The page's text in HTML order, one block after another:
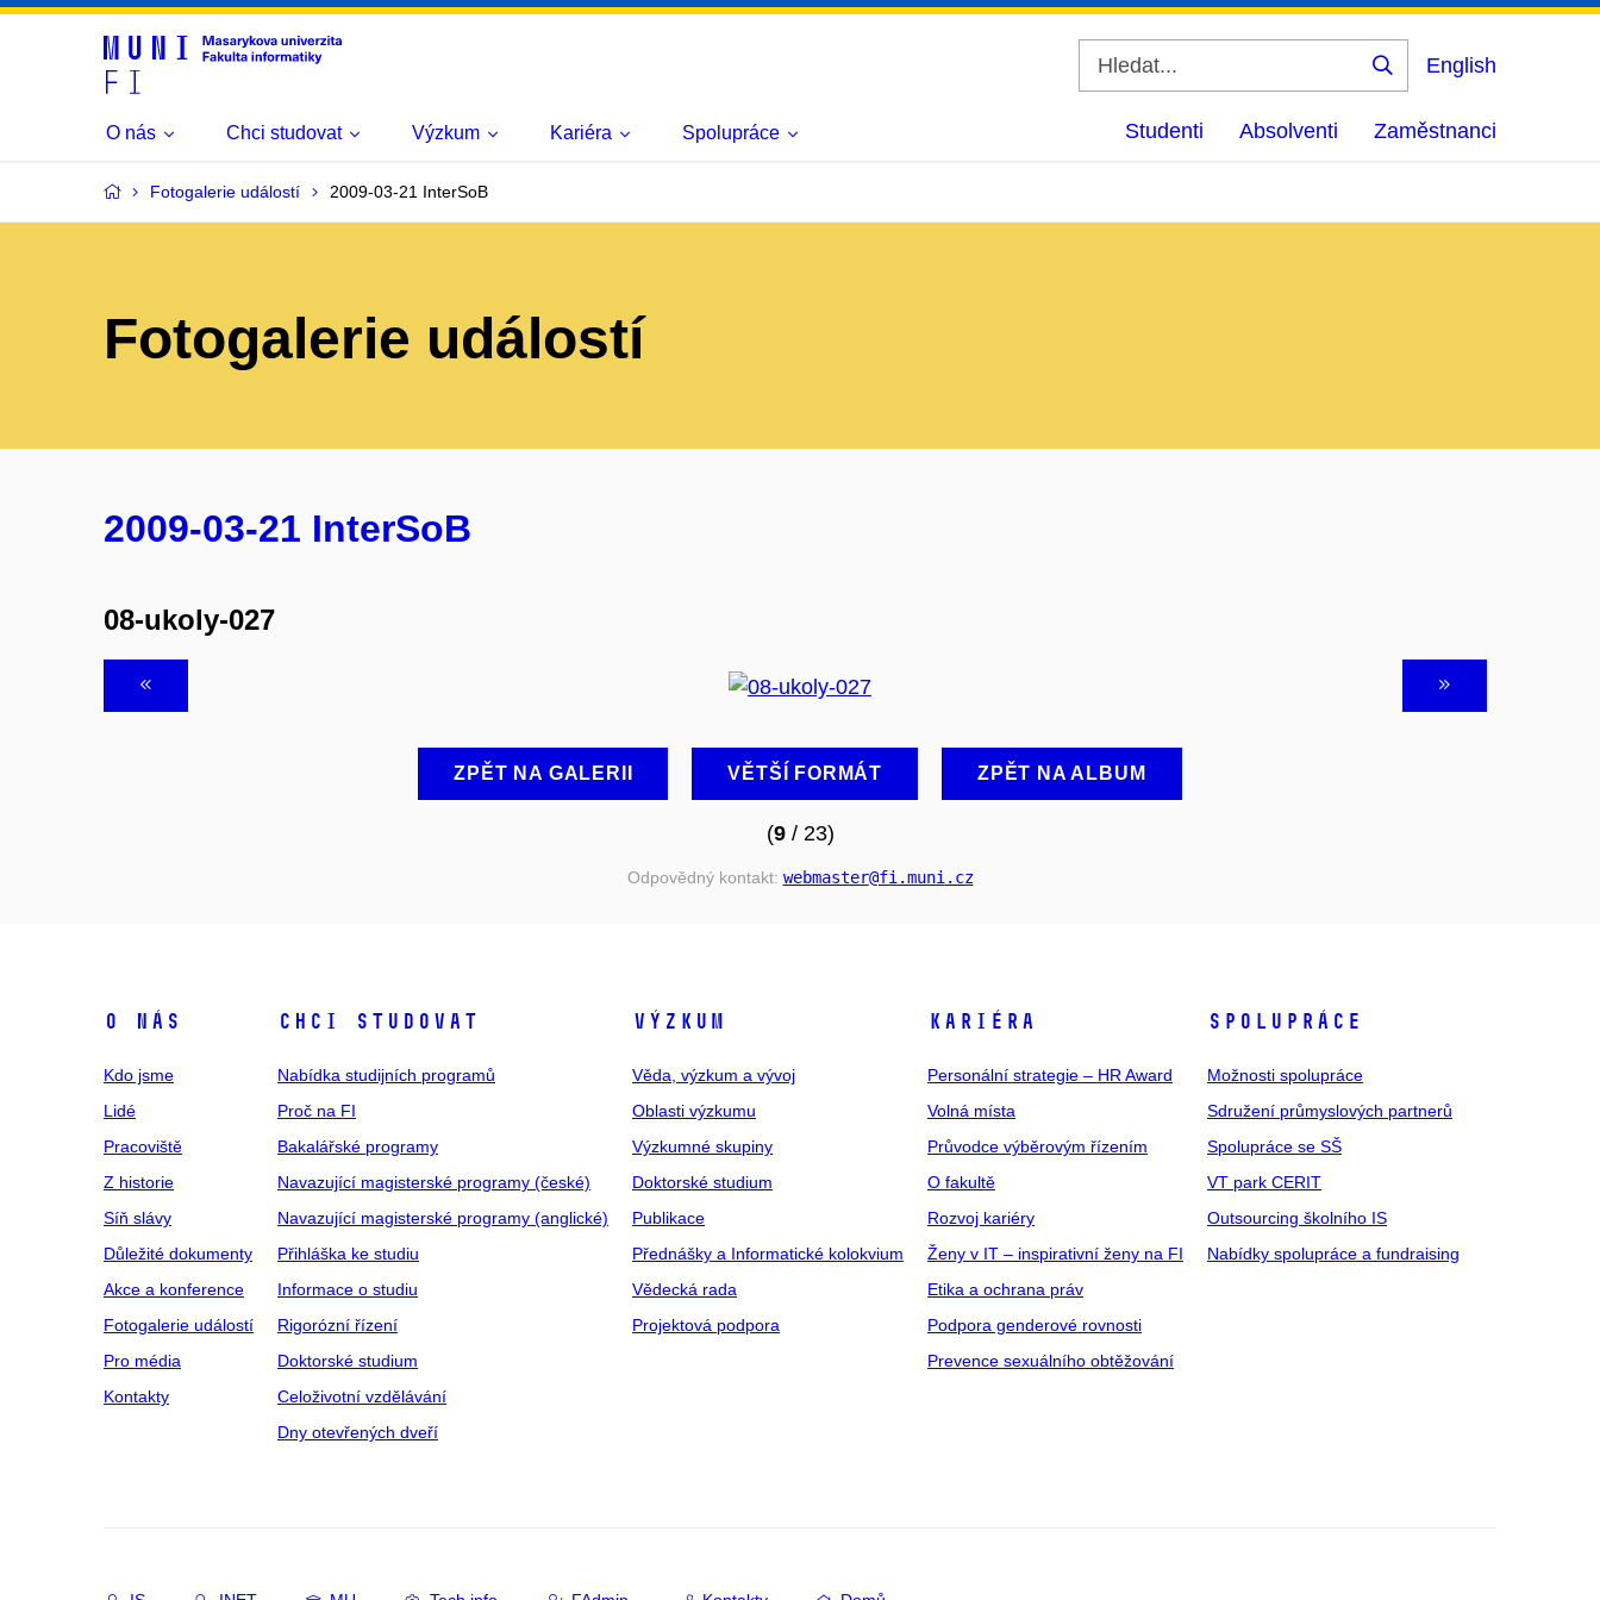
Vyhledat
English
O nás Chci studovat Výzkum Kariéra Spolupráce Studenti Absolventi Zaměstnanci
Fotogalerie událostí 2009-03-21 InterSoB
Fotogalerie událostí
2009-03-21 InterSoB
08-ukoly-027
ZPĚT NA GALERII VĚTŠÍ FORMÁT ZPĚT NA ALBUM
(9/ 23)
Odpovědný kontakt: webmaster@fi .muni .cz
O NÁS
Kdo jsme
Lidé
Pracoviště
Z historie
Síň slávy
Důležité dokumenty
Akce a konference
Fotogalerie událostí
Pro média
Kontakty
CHCI STUDOVAT
Nabídka studijních programů
Proč na FI
Bakalářské programy
Navazující magisterské programy (české)
Navazující magisterské programy (anglické)
Přihláška ke studiu
Informace o studiu
Rigorózní řízení
Doktorské studium
Celoživotní vzdělávání
Dny otevřených dveří
VÝZKUM
Věda, výzkum a vývoj
Oblasti výzkumu
Výzkumné skupiny
Doktorské studium
Publikace
Přednášky a Informatické kolokvium
Vědecká rada
Projektová podpora
KARIÉRA
Personální strategie – HR Award
Volná místa
Průvodce výběrovým řízením
O fakultě
Rozvoj kariéry
Ženy v IT – inspirativní ženy na FI
Etika a ochrana práv
Podpora genderové rovnosti
Prevence sexuálního obtěžování
SPOLUPRÁCE
Možnosti spolupráce
Sdružení průmyslových partnerů
Spolupráce se SŠ
VT park CERIT
Outsourcing školního IS
Nabídky spolupráce a fundraising